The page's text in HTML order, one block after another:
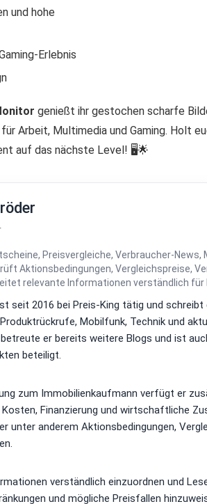
und hohe
Erlebnis
genießt ihr gestochen scharfe
Arbeit, Multimedia und Gaming. Holt
auf das nächste Level! 🖥️🌟
Preisvergleiche, Verbraucher-News,
Aktionsbedingungen, Vergleichspreise,
relevante Informationen verständlich für
seit 2016 bei Preis-King tätig und
Mobilfunk, Technik und
betreute er bereits weitere Blogs und ist
beteiligt.
zum Immobilienkaufmann verfügt er
Finanzierung und wirtschaftliche
unter anderem Aktionsbedingungen,
verständlich einzuordnen und
und mögliche Preisfallen